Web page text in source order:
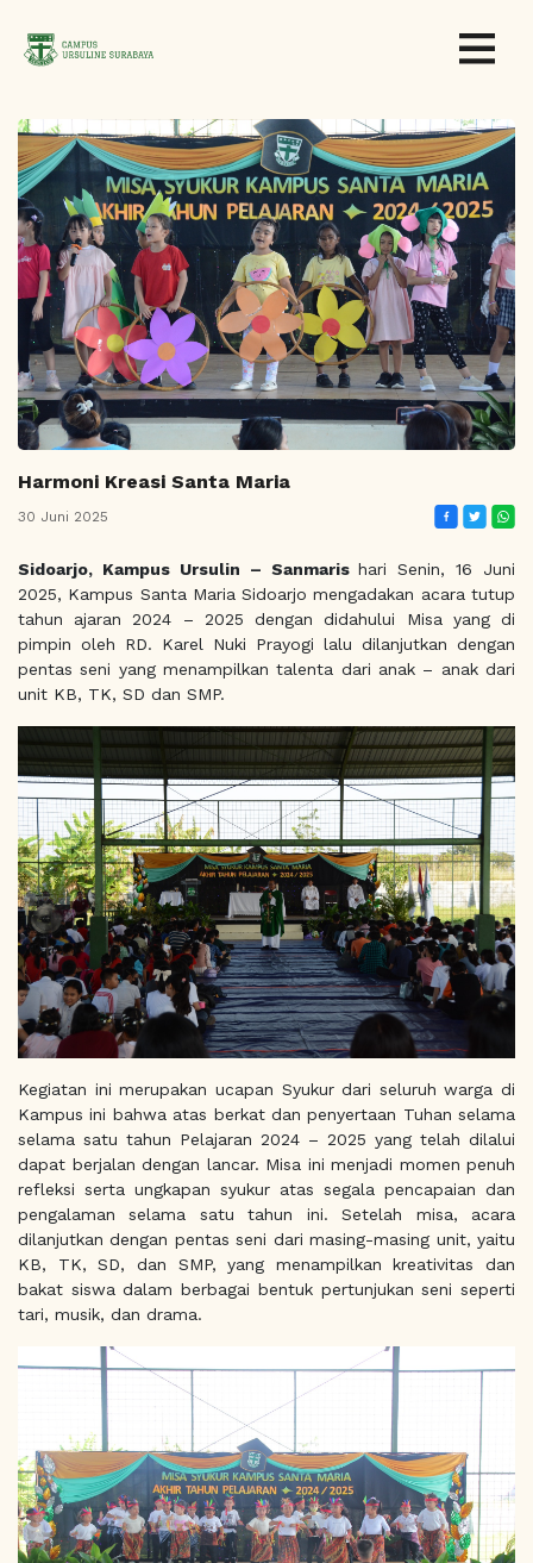
Harmoni Kreasi Santa Maria
30 Juni 2025
Sidoarjo, Kampus Ursulin – Sanmarishari Senin, 16 Juni
2025, Kampus Santa Maria Sidoarjo mengadakan acara tutup
tahun ajaran 2024 – 2025 dengan didahului Misa yang di
pimpin oleh RD. Karel Nuki Prayogi lalu dilanjutkan dengan
pentas seni yang menampilkan talenta dari anak – anak dari
unit KB, TK, SD dan SMP.
Kegiatan ini merupakan ucapan Syukur dari seluruh warga di
Kampus ini bahwa atas berkat dan penyertaan Tuhan selama
selama satu tahun Pelajaran 2024 – 2025 yang telah dilalui
dapat berjalan dengan lancar. Misa ini menjadi momen penuh
refleksi serta ungkapan syukur atas segala pencapaian dan
pengalaman selama satu tahun ini. Setelah misa, acara
dilanjutkan dengan pentas seni dari masing-masing unit, yaitu
KB, TK, SD, dan SMP, yang menampilkan kreativitas dan
bakat siswa dalam berbagai bentuk pertunjukan seni seperti
tari, musik, dan drama.